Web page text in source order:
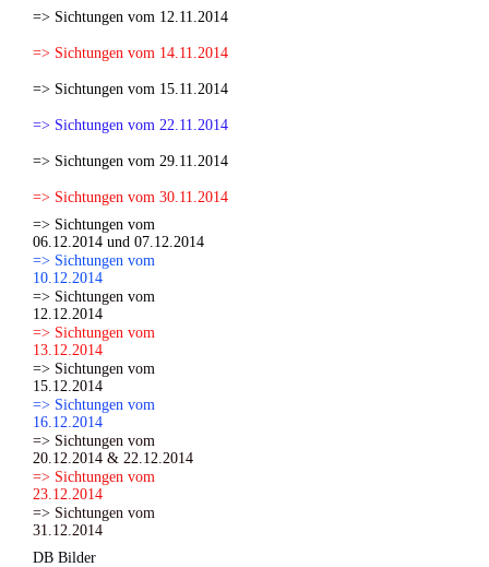
=> Sichtungen vom 12.11.2014
=> Sichtungen vom 14.11.2014
=> Sichtungen vom 15.11.2014
=> Sichtungen vom 22.11.2014
=> Sichtungen vom 29.11.2014
=> Sichtungen vom 30.11.2014
=> Sichtungen vom
06.12.2014 und 07.12.2014
=> Sichtungen vom
10.12.2014
=> Sichtungen vom
12.12.2014
=> Sichtungen vom
13.12.2014
=> Sichtungen vom
15.12.2014
=> Sichtungen vom
16.12.2014
=> Sichtungen vom
20.12.2014 & 22.12.2014
=> Sichtungen vom
23.12.2014
=> Sichtungen vom
31.12.2014
DB Bilder